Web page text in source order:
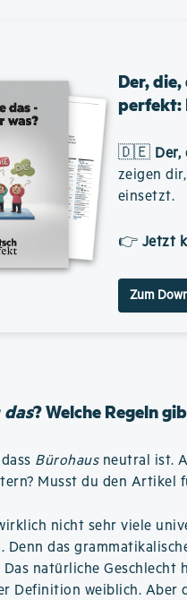
Der,
perfekt:
🇩🇪 Der,
zeigen
einsetzt.
👉 Jetzt
Zum
das? Welche Regeln
Bürohausneutral ist.
Musst du den Artikel
nicht sehr viele
Denn das
natürliche
Definition weiblich. Aber